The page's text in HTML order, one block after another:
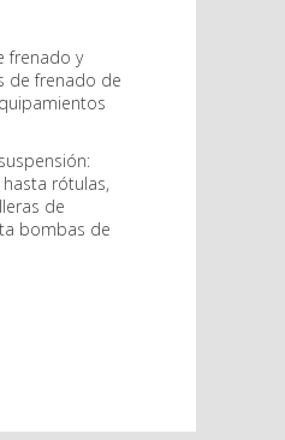
frenado y
de frenado de
rótulas,
de
bombas de